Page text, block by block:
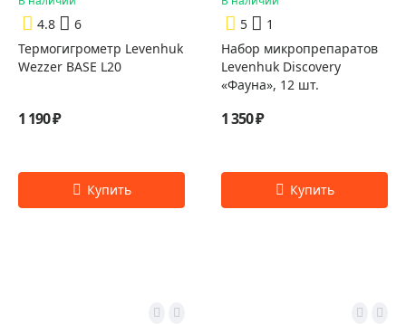
4.8
6
Термогигрометр Levenhuk
Wezzer BASE L20
1 190 ₽
5
1
Набор микропрепаратов
Levenhuk Discovery
«Фауна», 12 шт.
1 350 ₽